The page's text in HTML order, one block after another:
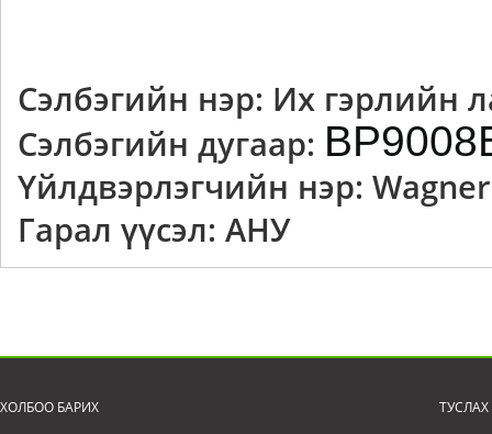
Сэлбэгийн нэр: Их гэрлийн
Сэлбэгийн дугаар:
Үйлдвэрлэгчийн нэр: Wagner
Гарал үүсэл: АНУ
ХОЛБОО БАРИХ